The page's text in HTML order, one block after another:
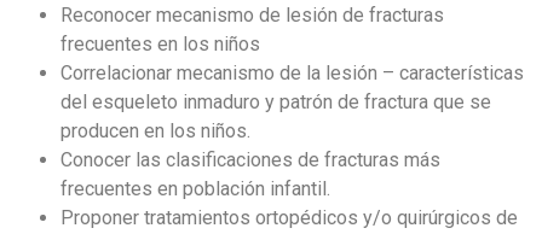
Reconocer mecanismo de lesión de fracturas
frecuentes en los niños
Correlacionar mecanismo de la lesión – características
del esqueleto inmaduro y patrón de fractura que se
producen en los niños.
Conocer las clasificaciones de fracturas más
frecuentes en población infantil.
Proponer tratamientos ortopédicos y/o quirúrgicos de